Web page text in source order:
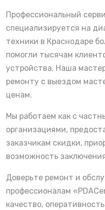
Профессиональный
специализируется на
техники в Краснодаре
помогли тысячам
устройства. Наша
ремонту с выездом
ценам.
Мы работаем как с
организациями,
заказчикам скидки,
возможность
Доверьте ремонт и
профессионалам
качество,